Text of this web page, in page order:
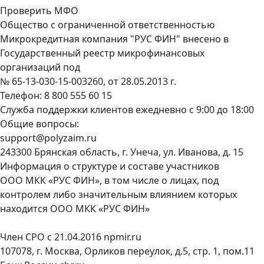
Проверить МФО
Общество с ограниченной ответственностью
Микрокредитная компания "РУС ФИН" внесено в
Государственный реестр микрофинансовых
организаций под
№ 65-13-030-15-003260, от 28.05.2013 г.
Телефон: 8 800 555 60 15
Служба поддержки клиентов ежедневно с 9:00 до 18:00
Общие вопросы:
support@polyzaim.ru
243300 Брянская область, г. Унеча, ул. Иванова, д. 15
Информация о структуре и составе участников
ООО МКК «РУС ФИН», в том числе о лицах, под
контролем либо значительным влиянием которых
находится ООО МКК «РУС ФИН»
Член СРО с 21.04.2016 npmir.ru
107078, г. Москва, Орликов переулок, д.5, стр. 1, пом.11